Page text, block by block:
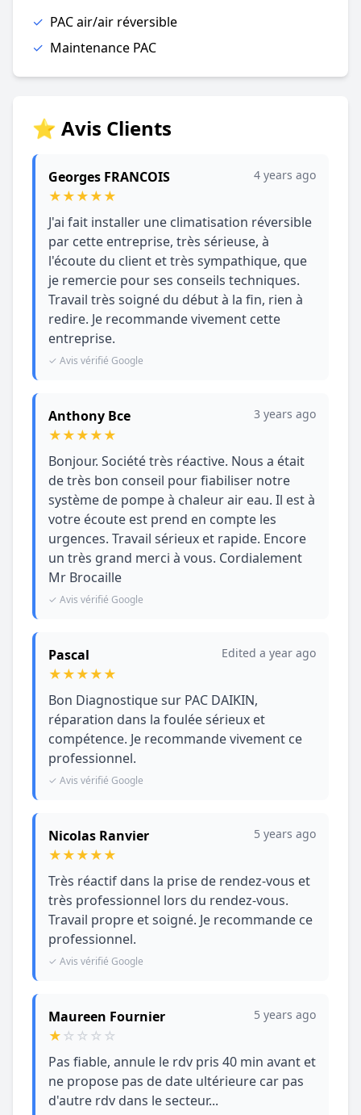
✓ PAC air/air réversible
✓ Maintenance PAC
⭐ Avis Clients
Georges FRANCOIS
★★★★★
4 years ago
J'ai fait installer une climatisation réversible
par cette entreprise, très sérieuse, à
l'écoute du client et très sympathique, que
je remercie pour ses conseils techniques.
Travail très soigné du début à la fin, rien à
redire. Je recommande vivement cette
entreprise.
✓ Avis vérifié Google
Anthony Bce
★★★★★
3 years ago
Bonjour. Société très réactive. Nous a était
de très bon conseil pour fiabiliser notre
système de pompe à chaleur air eau. Il est à
votre écoute est prend en compte les
urgences. Travail sérieux et rapide. Encore
un très grand merci à vous. Cordialement
Mr Brocaille
✓ Avis vérifié Google
Pascal
★★★★★
Edited a year ago
Bon Diagnostique sur PAC DAIKIN,
réparation dans la foulée sérieux et
compétence. Je recommande vivement ce
professionnel.
✓ Avis vérifié Google
Nicolas Ranvier
★★★★★
5 years ago
Très réactif dans la prise de rendez-vous et
très professionnel lors du rendez-vous.
Travail propre et soigné. Je recommande ce
professionnel.
✓ Avis vérifié Google
Maureen Fournier
★☆ ☆ ☆ ☆
5 years ago
Pas fiable, annule le rdv pris 40 min avant et
ne propose pas de date ultérieure car pas
d'autre rdv dans le secteur...